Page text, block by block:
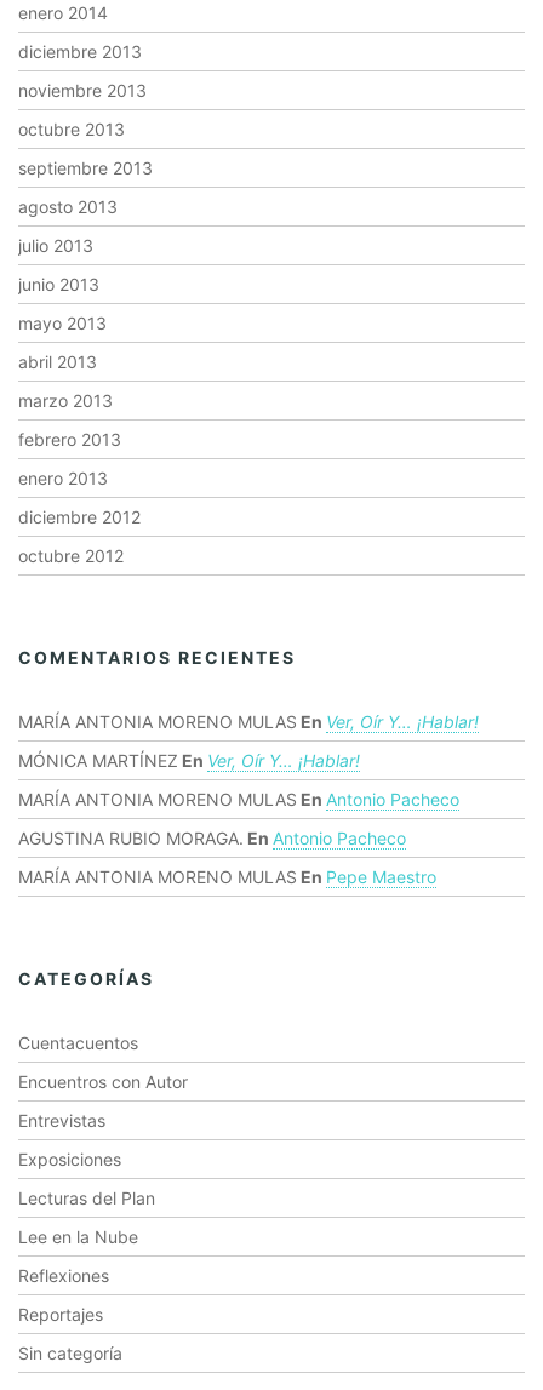
enero 2014
diciembre 2013
noviembre 2013
octubre 2013
septiembre 2013
agosto 2013
julio 2013
junio 2013
mayo 2013
abril 2013
marzo 2013
febrero 2013
enero 2013
diciembre 2012
octubre 2012
COMENTARIOS RECIENTES
MARÍA ANTONIA MORENO MULAS En Ver, Oír Y… ¡hablar!
MÓNICA MARTÍNEZ En Ver, Oír Y… ¡hablar!
MARÍA ANTONIA MORENO MULAS En Antonio Pacheco
AGUSTINA RUBIO MORAGA. En Antonio Pacheco
MARÍA ANTONIA MORENO MULAS En Pepe Maestro
CATEGORÍAS
Cuentacuentos
Encuentros con Autor
Entrevistas
Exposiciones
Lecturas del Plan
Lee en la Nube
Reflexiones
Reportajes
Sin categoría